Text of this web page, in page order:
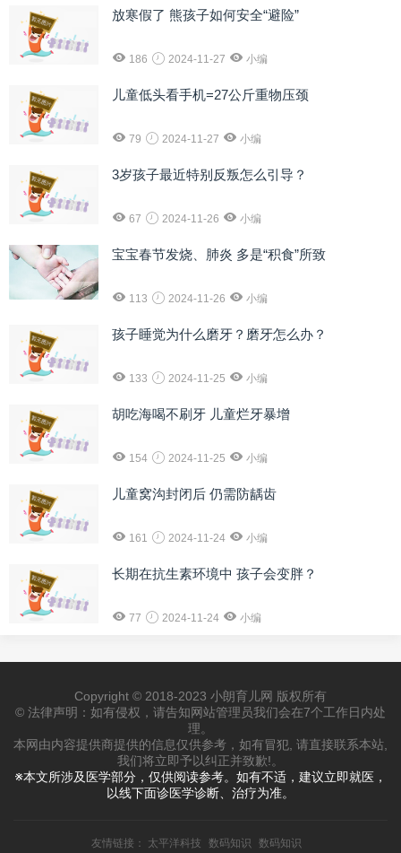
放寒假了 熊孩子如何安全“避险”
186 2024-11-27 小编
儿童低头看手机=27公斤重物压颈
79 2024-11-27 小编
3岁孩子最近特别反叛怎么引导？
67 2024-11-26 小编
宝宝春节发烧、肺炎 多是“积食”所致
113 2024-11-26 小编
孩子睡觉为什么磨牙？磨牙怎么办？
133 2024-11-25 小编
胡吃海喝不刷牙 儿童烂牙暴增
154 2024-11-25 小编
儿童窝沟封闭后 仍需防龋齿
161 2024-11-24 小编
长期在抗生素环境中 孩子会变胖？
77 2024-11-24 小编
Copyright © 2018-2023 小朗育儿网 版权所有
© 法律声明：如有侵权，请告知网站管理员我们会在7个工作日内处
理。
本网由内容提供商提供的信息仅供参考，如有冒犯, 请直接联系本站,
我们将立即予以纠正并致歉!。
※本文所涉及医学部分，仅供阅读参考。如有不适，建议立即就医，
以线下面诊医学诊断、治疗为准。
友情链接： 太平洋科技 数码知识 数码知识